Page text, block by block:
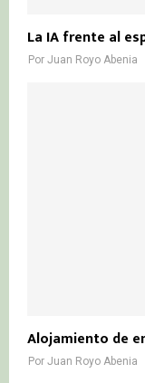
La IA frente al
Por Juan Royo Abenia
Alojamiento de
Por Juan Royo Abenia